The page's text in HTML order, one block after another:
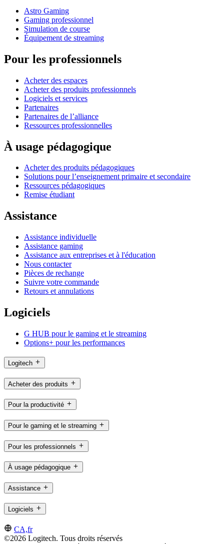
Astro Gaming
Gaming professionnel
Simulation de course
Équipement de streaming
Pour les professionnels
Acheter des espaces
Acheter des produits professionnels
Logiciels et services
Partenaires
Partenaires de l’alliance
Ressources professionnelles
À usage pédagogique
Acheter des produits pédagogiques
Solutions pour l’enseignement primaire et secondaire
Ressources pédagogiques
Remise étudiant
Assistance
Assistance individuelle
Assistance gaming
Assistance aux entreprises et à l'éducation
Nous contacter
Pièces de rechange
Suivre votre commande
Retours et annulations
Logiciels
G HUB pour le gaming et le streaming
Options+ pour les performances
Logitech
Acheter des produits
Pour la productivité
Pour le gaming et le streaming
Pour les professionnels
À usage pédagogique
Assistance
Logiciels
CA,fr
©2026 Logitech. Tous droits réservés